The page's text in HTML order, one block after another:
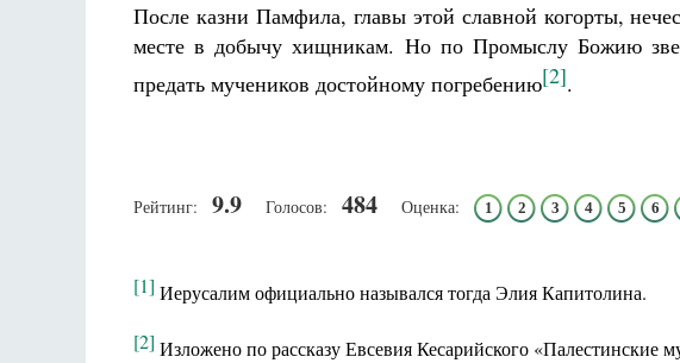
После казни Памфила, главы этой славной когорты,
месте в добычу хищникам. Но по Промыслу Божию
предать мучеников достойному погребению[2].
Рейтинг: 9.9 Голосов: 484 Оценка: 1 2 3 4 5 6
[1] Иерусалим официально назывался тогда Элия Капитолина.
[2] Изложено по рассказу Евсевия Кесарийского «Палестинские